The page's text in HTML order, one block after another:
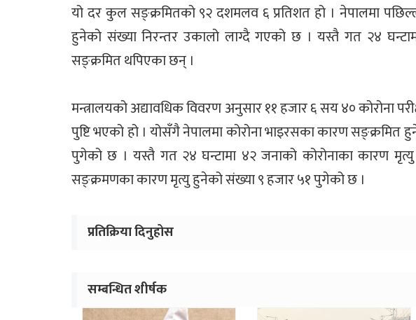
यो दर कुल सङ्क्रमितको ९२ दशमलव ६ प्रतिशत हो । नेपालमा
हुनेको संख्या निरन्तर उकालो लाग्दै गएको छ । यस्तै गत २४
सङ्क्रमित थपिएका छन् ।
मन्त्रालयको अद्यावधिक विवरण अनुसार ११ हजार ६ सय ४० कोरोना
पुष्टि भएको हो । योसँगै नेपालमा कोरोना भाइरसका कारण
पुगेको छ । यस्तै गत २४ घन्टामा ४२ जनाको कोरोनाका कारण
सङ्क्रमणका कारण मृत्यु हुनेको संख्या ९ हजार ५१ पुगेको छ ।
प्रतिक्रिया दिनुहोस
सम्बन्धित शीर्षक